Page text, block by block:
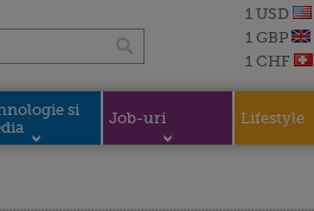
1 USD
1 GBP
1 CHF
si
Job-uri Lifestyle